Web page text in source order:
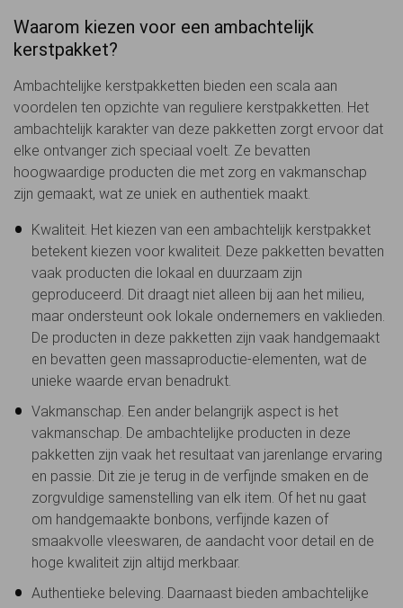
Waarom kiezen voor een ambachtelijk
kerstpakket?
Ambachtelijke kerstpakketten bieden een scala aan
voordelen ten opzichte van reguliere kerstpakketten. Het
ambachtelijk karakter van deze pakketten zorgt ervoor dat
elke ontvanger zich speciaal voelt. Ze bevatten
hoogwaardige producten die met zorg en vakmanschap
zijn gemaakt, wat ze uniek en authentiek maakt.
Kwaliteit. Het kiezen van een ambachtelijk kerstpakket
betekent kiezen voor kwaliteit. Deze pakketten bevatten
vaak producten die lokaal en duurzaam zijn
geproduceerd. Dit draagt niet alleen bij aan het milieu,
maar ondersteunt ook lokale ondernemers en vaklieden.
De producten in deze pakketten zijn vaak handgemaakt
en bevatten geen massaproductie-elementen, wat de
unieke waarde ervan benadrukt.
Vakmanschap. Een ander belangrijk aspect is het
vakmanschap. De ambachtelijke producten in deze
pakketten zijn vaak het resultaat van jarenlange ervaring
en passie. Dit zie je terug in de verfijnde smaken en de
zorgvuldige samenstelling van elk item. Of het nu gaat
om handgemaakte bonbons, verfijnde kazen of
smaakvolle vleeswaren, de aandacht voor detail en de
hoge kwaliteit zijn altijd merkbaar.
Authentieke beleving. Daarnaast bieden ambachtelijke